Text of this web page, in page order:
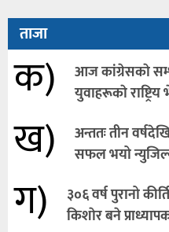
ताजा
क)
आज कांग्रेसकाे
युवाहरूकाे
ख)
अन्ततः तीन
सफल भयो
ग)
३०६ वर्ष पुरानो
किशाेर बने